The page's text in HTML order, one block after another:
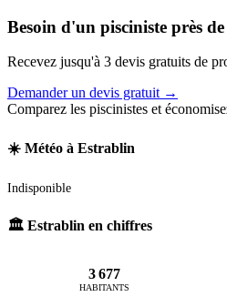
Besoin d'un pisciniste près
Recevez jusqu'à 3 devis gratuits de
Demander un devis gratuit →
Comparez les piscinistes et
☀️ Météo à Estrablin
Indisponible
🏛️ Estrablin en chiffres
3 677
HABITANTS